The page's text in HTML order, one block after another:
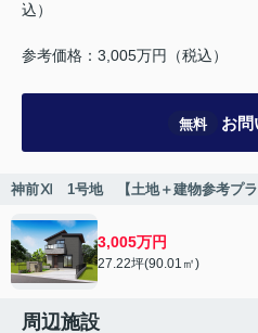
込）
参考価格：3,005万円（税込）
無料 お問
神前Ⅺ 1号地 【土地＋建物参考プラ
3,005万円
27.22坪(90.01㎡)
周辺施設